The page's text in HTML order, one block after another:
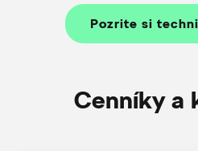
Pozrite si
Cenníky a